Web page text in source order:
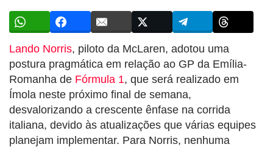
Lando Norris, piloto da McLaren, adotou uma
postura pragmática em relação ao GP da Emília-
Romanha de Fórmula 1, que será realizado em
Ímola neste próximo final de semana,
desvalorizando a crescente ênfase na corrida
italiana, devido às atualizações que várias equipes
planejam implementar. Para Norris, nenhuma